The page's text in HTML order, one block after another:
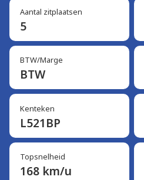
Aantal zitplaatsen
5
BTW/Marge
BTW
Kenteken
L521BP
Topsnelheid
168 km/u